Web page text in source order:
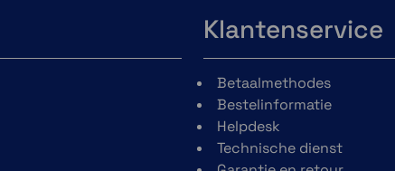
Klantenservice
Betaalmethodes
Bestelinformatie
Helpdesk
Technische dienst